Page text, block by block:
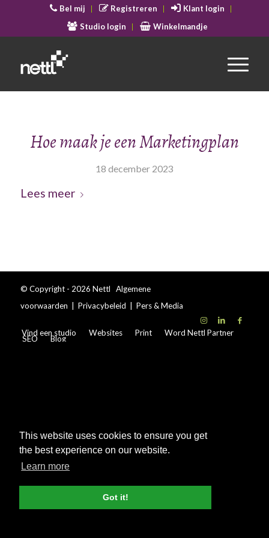
This website uses cookies to ensure you get
the best experience on our website.
Learn more
Got it!
Bel mij Registreren
Klant login
Studio login
Winkelmandje
Hoe maak je een Marketingplan
18 december 2023
Lees meer
© Copyright - 2026 Nettl Algemene
voorwaarden | Privacybeleid | Pers & Media
Vind een studio Websites Print Word Nettl Partner
SEO Blog